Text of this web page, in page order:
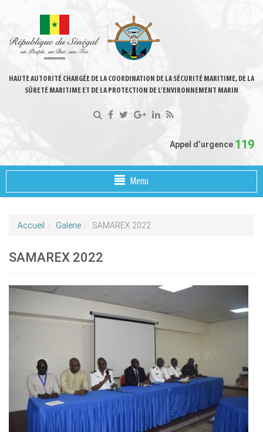
HAUTE AUTORITÉ CHARGÉE DE LA COORDINATION DE LA SÉCURITÉ MARITIME, DE LA
SÛRETÉ MARITIME ET DE LA PROTECTION DE L’ENVIRONNEMENT MARIN
Appel d’urgence 119
Menu
Accueil Galerie SAMAREX 2022
SAMAREX 2022